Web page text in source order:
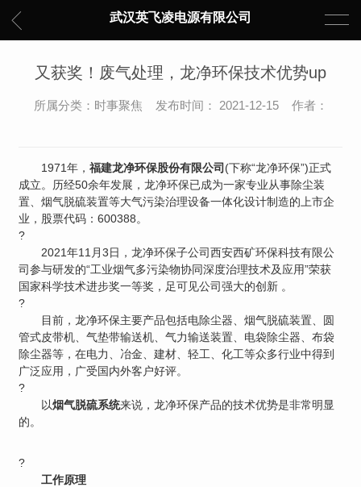
武汉英飞凌电源有限公司
又获奖！废气处理，龙净环保技术优势up
所属分类：时事聚焦 发布时间： 2021-12-15 作者：
1971年，福建龙净环保股份有限公司 (下称“龙净环保”)正式
成立。历经50余年发展，龙净环保已成为一家专业从事除尘装
置、烟气脱硫装置等大气污染治理设备一体化设计制造的上市企
业，股票代码：600388。
?
2021年11月3日，龙净环保子公司西安西矿环保科技有限公
司参与研发的“工业烟气多污染物协同深度治理技术及应用”荣获
国家科学技术进步奖一等奖，足可见公司强大的创新 。
?
目前，龙净环保主要产品包括电除尘器、烟气脱硫装置、圆
管式皮带机、气垫带输送机、气力输送装置、电袋除尘器、布袋
除尘器等，在电力、冶金、建材、轻工、化工等众多行业中得到
广泛应用，广受国内外客户好评。
?
以烟气脱硫系统来说，龙净环保产品的技术优势是非常明显
的。
?
工作原理